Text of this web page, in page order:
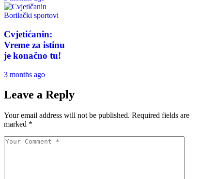
Borilački sportovi
Cvjetićanin:
Vreme za istinu
je konačno tu!
3 months ago
Leave a Reply
Your email address will not be published. Required fields are
marked *